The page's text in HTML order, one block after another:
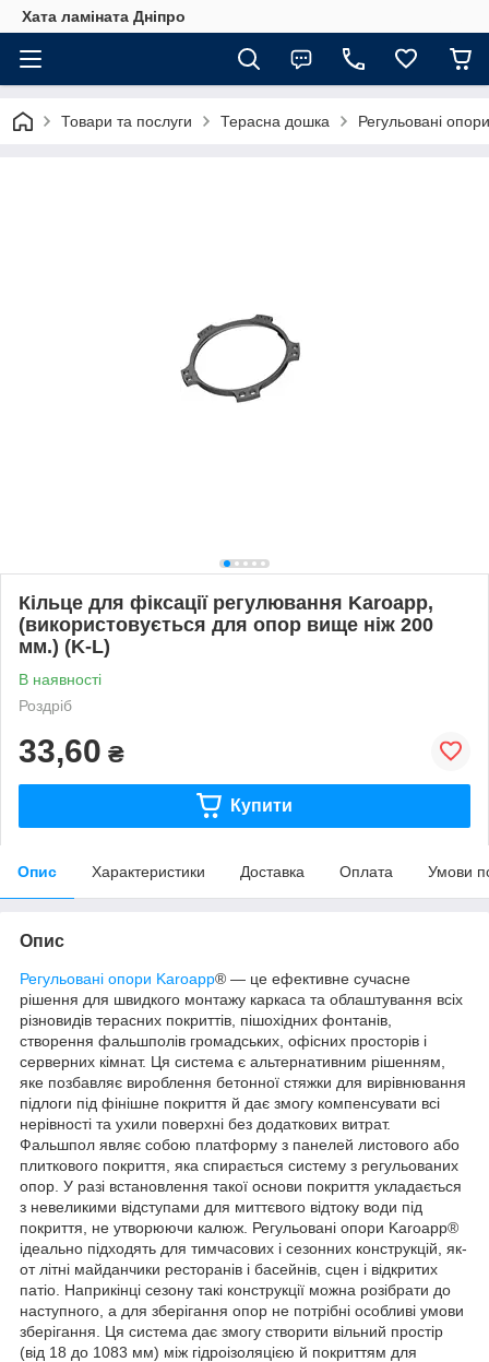
Хата ламіната Дніпро
Товари та послуги Терасна дошка Регульовані
Кільце для фіксації регулювання Karoapp,
(використовується для опор вище ніж 200
мм.) (K-L)
В наявності
Роздріб
33,60 ₴
Купити
Опис Характеристики Доставка Оплата Умови
Опис
Регульовані опори Karoapp® — це ефективне сучасне
рішення для швидкого монтажу каркаса та облаштування всіх
різновидів терасних покриттів, пішохідних фонтанів,
створення фальшполів громадських, офісних просторів і
серверних кімнат. Ця система є альтернативним рішенням,
яке позбавляє вироблення бетонної стяжки для вирівнювання
підлоги під фінішне покриття й дає змогу компенсувати всі
нерівності та ухили поверхні без додаткових витрат.
Фальшпол являє собою платформу з панелей листового або
плиткового покриття, яка спирається систему з регульованих
опор. У разі встановлення такої основи покриття укладається
з невеликими відступами для миттєвого відтоку води під
покриття, не утворюючи калюж. Регульовані опори Karoapp®
ідеально підходять для тимчасових і сезонних конструкцій, як-
от літні майданчики ресторанів і басейнів, сцен і відкритих
патіо. Наприкінці сезону такі конструкції можна розібрати до
наступного, а для зберігання опор не потрібні особливі умови
зберігання. Ця система дає змогу створити вільний простір
(від 18 до 1083 мм) між гідроізоляцією й покриттям для